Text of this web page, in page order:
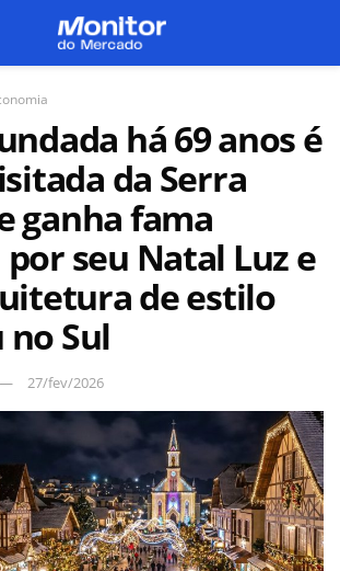
há 69 anos é
da Serra
ganha fama
seu Natal Luz e
de estilo
Sul
27/fev/2026